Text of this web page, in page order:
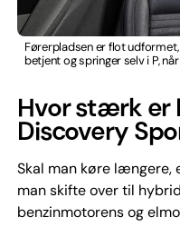
Førerpladsen er flot
betjent og springer selv i P,
Hvor stærk er
Discovery
Skal man køre længere,
man skifte over til
benzinmotorens og